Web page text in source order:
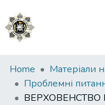
Communities
&
Collections
Home